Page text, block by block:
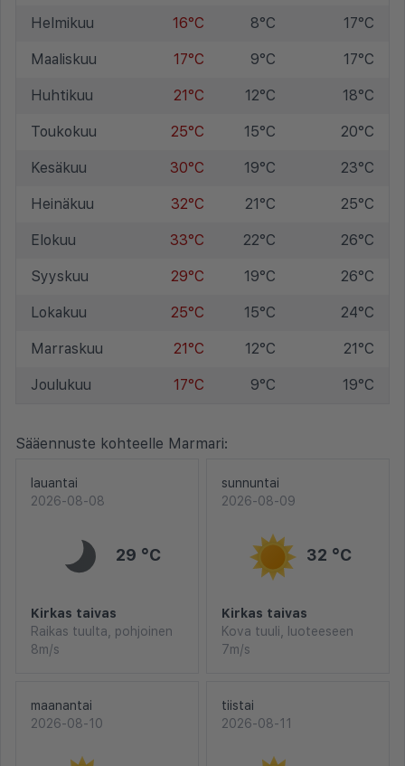
Helmikuu 16°C 8°C 17°C
Maaliskuu 17°C 9°C 17°C
Huhtikuu 21°C 12°C 18°C
Toukokuu 25°C 15°C 20°C
Kesäkuu 30°C 19°C 23°C
Heinäkuu 32°C 21°C 25°C
Elokuu 33°C 22°C 26°C
Syyskuu 29°C 19°C 26°C
Lokakuu 25°C 15°C 24°C
Marraskuu 21°C 12°C 21°C
Joulukuu 17°C 9°C 19°C
Sääennuste kohteelle Marmari:
lauantai
2026-08-08
29 °C
Kirkas taivas
Raikas tuulta, pohjoinen
8m/s
sunnuntai
2026-08-09
32 °C
Kirkas taivas
Kova tuuli, luoteeseen
7m/s
maanantai
2026-08-10
tiistai
2026-08-11